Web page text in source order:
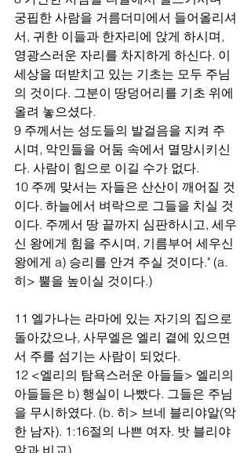
궁핍한 사람을 거름더미에서 들어올리셔
서, 귀한 이들과 한자리에 앉게 하시며,
영광스러운 자리를 차지하게 하신다. 이
세상을 떠받치고 있는 기초는 모두 주님
의 것이다. 그분이 땅덩어리를 기초 위에
올려 놓으셨다.
9 주께서는 성도들의 발걸음을 지켜 주
시며, 악인들을 어둠 속에서 멸망시키신
다. 사람이 힘으로 이길 수가 없다.
10 주께 맞서는 자들은 산산이 깨어질 것
이다. 하늘에서 벼락으로 그들을 치실 것
이다. 주께서 땅 끝까지 심판하시고, 세우
신 왕에게 힘을 주시며, 기름부어 세우신
왕에게 a) 승리를 안겨 주실 것이다." (a.
히> 뿔을 높이실 것이다.)
11 엘가나는 라마에 있는 자기의 집으로
돌아갔으나, 사무엘은 엘리 곁에 있으면
서 주를 섬기는 사람이 되었다.
12 <엘리의 탐욕스러운 아들들> 엘리의
아들들은 b) 행실이 나빴다. 그들은 주님
을 무시하였다. (b. 히> 브네 블리야알(악
한 남자). 1:16절의 나쁜 여자. 밧 블리야
알과 비교)